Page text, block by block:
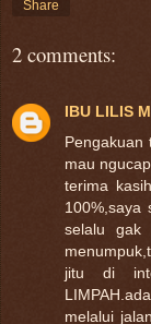
Share
2 comments:
IBU LILIS
Pengakuan
mau
terima
100%,saya
selalu gak
jitu di
melalui